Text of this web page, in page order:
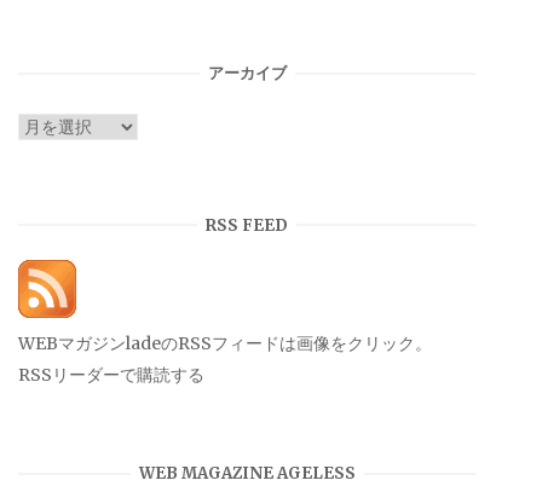
アーカイブ
ア
RSS FEED
WEBマガジンladeのRSSフィードは画像をクリック。
RSSリーダーで購読する
WEB MAGAZINE AGELESS